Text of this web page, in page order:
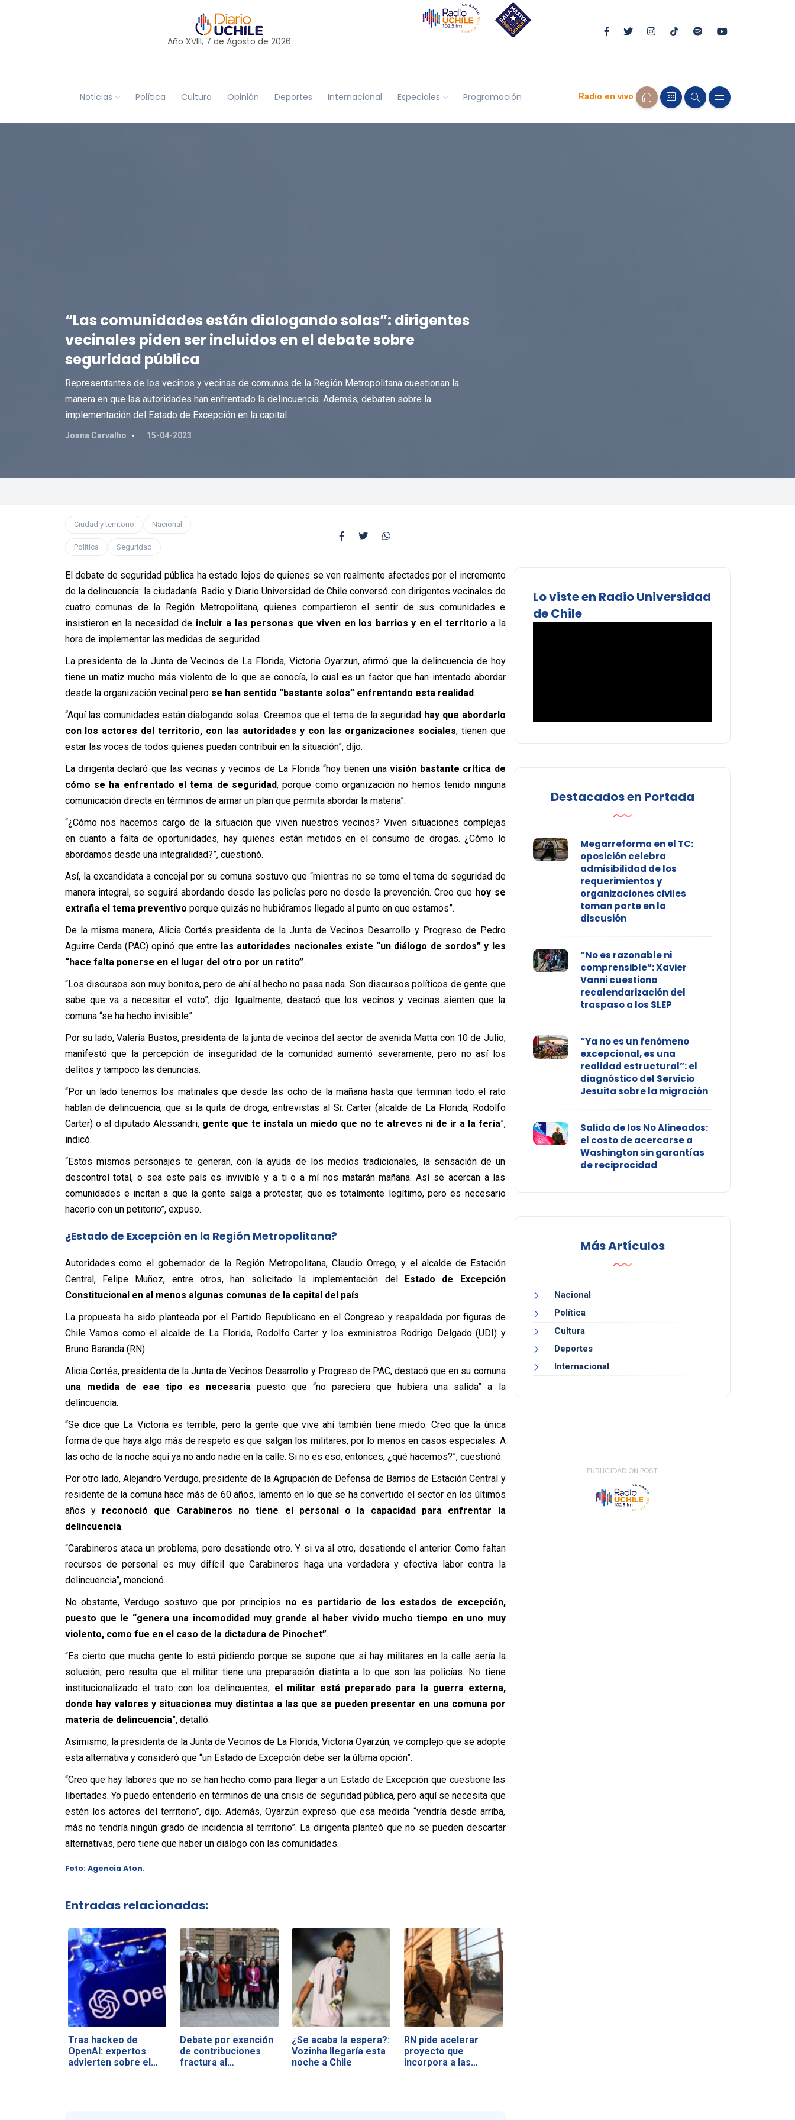
Año XVIII, 7 de Agosto de 2026
Noticias Política Cultura Opinión Deportes Internacional Especiales Programación Radio en vivo
“Las comunidades están dialogando solas”: dirigentes
vecinales piden ser incluidos en el debate sobre
seguridad pública
Representantes de los vecinos y vecinas de comunas de la Región Metropolitana cuestionan la
manera en que las autoridades han enfrentado la delincuencia. Además, debaten sobre la
implementación del Estado de Excepción en la capital.
Joana Carvalho 15-04-2023
Ciudad y territorio Nacional
Política Seguridad
El debate de seguridad pública ha estado lejos de quienes se ven realmente afectados por el incremento
de la delincuencia: la ciudadanía. Radio y Diario Universidad de Chile conversó con dirigentes vecinales de
cuatro comunas de la Región Metropolitana, quienes compartieron el sentir de sus comunidades e
insistieron en la necesidad de incluir a las personas que viven en los barrios y en el territorioa la
hora de implementar las medidas de seguridad.
La presidenta de la Junta de Vecinos de La Florida, Victoria Oyarzun, afirmó que la delincuencia de hoy
tiene un matiz mucho más violento de lo que se conocía, lo cual es un factor que han intentado abordar
desde la organización vecinal pero se han sentido “bastante solos” enfrentando esta realidad.
“Aquí las comunidades están dialogando solas. Creemos que el tema de la seguridad hay que abordarlo
con los actores del territorio, con las autoridades y con las organizaciones sociales, tienen que
estar las voces de todos quienes puedan contribuir en la situación”, dijo.
La dirigenta declaró que las vecinas y vecinos de La Florida “hoy tienen unavisión bastante crítica de
cómo se ha enfrentado el tema de seguridad, porque como organización no hemos tenido ninguna
comunicación directa en términos de armar un plan que permita abordar la materia”.
“¿Cómo nos hacemos cargo de la situación que viven nuestros vecinos? Viven situaciones complejas
en cuanto a falta de oportunidades, hay quienes están metidos en el consumo de drogas. ¿Cómo lo
abordamos desde una integralidad?”, cuestionó.
Así, la excandidata a concejal por su comuna sostuvo que “mientras no se tome el tema de seguridad de
manera integral, se seguirá abordando desde las policías pero no desde la prevención. Creo que hoy se
extraña el tema preventivo porque quizás no hubiéramos llegado al punto en que estamos”.
De la misma manera, Alicia Cortés presidenta de la Junta de Vecinos Desarrollo y Progreso de Pedro
Aguirre Cerda (PAC) opinó que entrelas autoridades nacionales existe “un diálogo de sordos” y les
“hace falta ponerse en el lugar del otro por un ratito”.
“Los discursos son muy bonitos, pero de ahí al hecho no pasa nada. Son discursos políticos de gente que
sabe que va a necesitar el voto”, dijo. Igualmente, destacó que los vecinos y vecinas sienten que la
comuna “se ha hecho invisible”.
Por su lado, Valeria Bustos,presidenta de la junta de vecinos del sector de avenida Matta con 10 de Julio,
manifestó que la percepción de inseguridad de la comunidad aumentó severamente, pero no así los
delitos y tampoco las denuncias.
“Por un lado tenemos los matinales que desde las ocho de la mañana hasta que terminan todo el rato
hablan de delincuencia, que si la quita de droga, entrevistas al Sr. Carter (alcalde de La Florida, Rodolfo
Carter) o al diputado Alessandri, gente que te instala un miedo que no te atreves ni de ir a la feria”,
indicó.
“Estos mismos personajes te generan, con la ayuda de los medios tradicionales, la sensación de un
descontrol total, o sea este país es invivible y a ti o a mí nos matarán mañana. Así se acercan a las
comunidades e incitan a que la gente salga a protestar, que es totalmente legítimo, pero es necesario
hacerlo con un petitorio”, expuso.
¿Estado de Excepción en la Región Metropolitana?
Autoridades como el gobernador de la Región Metropolitana, Claudio Orrego, y el alcalde de Estación
Central, Felipe Muñoz, entre otros, han solicitado la implementación del Estado de Excepción
Constitucional en al menos algunas comunas de la capital del país.
La propuesta ha sido planteada por el Partido Republicano en el Congreso y respaldada por figuras de
Chile Vamos como el alcalde de La Florida, Rodolfo Carter y los exministros Rodrigo Delgado (UDI) y
Bruno Baranda (RN).
Alicia Cortés, presidenta de la Junta de Vecinos Desarrollo y Progreso de PAC, destacó que en su comuna
una medida de ese tipo es necesariapuesto que “no pareciera que hubiera una salida” a la
delincuencia.
“Se dice que La Victoria es terrible, pero la gente que vive ahí también tiene miedo. Creo que la única
forma de que haya algo más de respeto es que salgan los militares, por lo menos en casos especiales. A
las ocho de la noche aquí ya no ando nadie en la calle. Si no es eso, entonces, ¿qué hacemos?”, cuestionó.
Por otro lado, Alejandro Verdugo, presidente de la Agrupación de Defensa de Barrios de Estación Central y
residente de la comuna hace más de 60 años, lamentó en lo que se ha convertido el sector en los últimos
años y reconoció que Carabineros no tiene el personal o la capacidad para enfrentar la
delincuencia.
“Carabineros ataca un problema, pero desatiende otro. Y si va al otro, desatiende el anterior. Como faltan
recursos de personal es muy difícil que Carabineros haga una verdadera y efectiva labor contra la
delincuencia”, mencionó.
No obstante, Verdugo sostuvo que por principios no es partidario de los estados de excepción,
puesto que le “genera una incomodidad muy grande al haber vivido mucho tiempo en uno muy
violento, como fue en el caso de la dictadura de Pinochet”.
“Es cierto que mucha gente lo está pidiendo porque se supone que si hay militares en la calle sería la
solución, pero resulta que el militar tiene una preparación distinta a lo que son las policías. No tiene
institucionalizado el trato con los delincuentes, el militar está preparado para la guerra externa,
donde hay valores y situaciones muy distintas a las que se pueden presentar en una comuna por
materia de delincuencia”, detalló.
Asimismo, la presidenta de la Junta de Vecinos de La Florida, Victoria Oyarzún, ve complejo que se adopte
esta alternativa y consideró que “un Estado de Excepción debe ser la última opción”.
“Creo que hay labores que no se han hecho como para llegar a un Estado de Excepción que cuestione las
libertades. Yo puedo entenderlo en términos de una crisis de seguridad pública, pero aquí se necesita que
estén los actores del territorio”, dijo. Además, Oyarzún expresó que esa medida “vendría desde arriba,
más no tendría ningún grado de incidencia al territorio”. La dirigenta planteó que no se pueden descartar
alternativas, pero tiene que haber un diálogo con las comunidades.
Foto: Agencia Aton.
Entradas relacionadas:
Tras hackeo de
OpenAI: expertos
advierten sobre el…
Debate por exención
de contribuciones
fractura al…
¿Se acaba la espera?:
Vozinha llegaría esta
noche a Chile
RN pide acelerar
proyecto que
incorpora a las…
Lo viste en Radio Universidad
de Chile
Destacados en Portada
Megarreforma en el TC:
oposición celebra
admisibilidad de los
requerimientos y
organizaciones civiles
toman parte en la
discusión
“No es razonable ni
comprensible”: Xavier
Vanni cuestiona
recalendarización del
traspaso a los SLEP
“Ya no es un fenómeno
excepcional, es una
realidad estructural”: el
diagnóstico del Servicio
Jesuita sobre la migración
Salida de los No Alineados:
el costo de acercarse a
Washington sin garantías
de reciprocidad
Más Artículos
Nacional
Política
Cultura
Deportes
Internacional
- PUBLICIDAD ON POST -